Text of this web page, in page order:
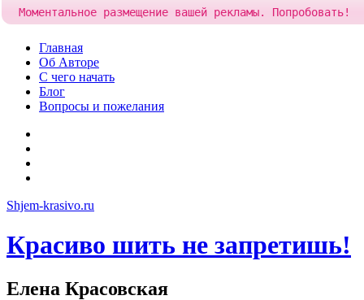
Skip
content
Главная
Об Авторе
С чего начать
Блог
Вопросы и пожелания
Shjem-krasivo.ru
Красиво шить не запретишь!
Елена Красовская
Моментальное размещение вашей рекламы. Попробовать!